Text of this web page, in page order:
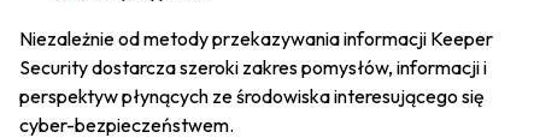
Niezależnie od metody przekazywania informacji Keeper
Security dostarcza szeroki zakres pomysłów, informacji i
perspektyw płynących ze środowiska interesującego się
cyber-bezpieczeństwem.